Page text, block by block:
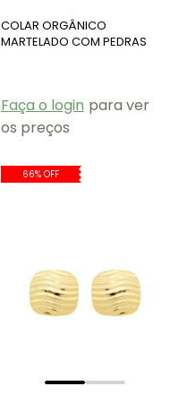
COLAR ORGÂNICO
MARTELADO COM PEDRAS
Faça o login para ver
os preços
66% OFF